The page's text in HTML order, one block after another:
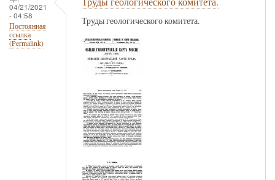
04/21/2021
- 04:58
Постоянная
ссылка
(Permalink)
Труды геологического комитета.